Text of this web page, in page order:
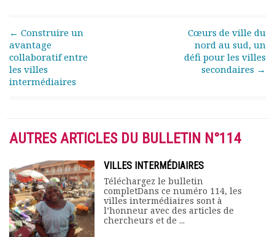
Post navigation
← Construire un
avantage
collaboratif entre
les villes
intermédiaires
Cœurs de ville du
nord au sud, un
défi pour les villes
secondaires →
AUTRES ARTICLES DU BULLETIN N°114
VILLES INTERMÉDIAIRES
Téléchargez le bulletin
completDans ce numéro 114, les
villes intermédiaires sont à
l’honneur avec des articles de
chercheurs et de ...